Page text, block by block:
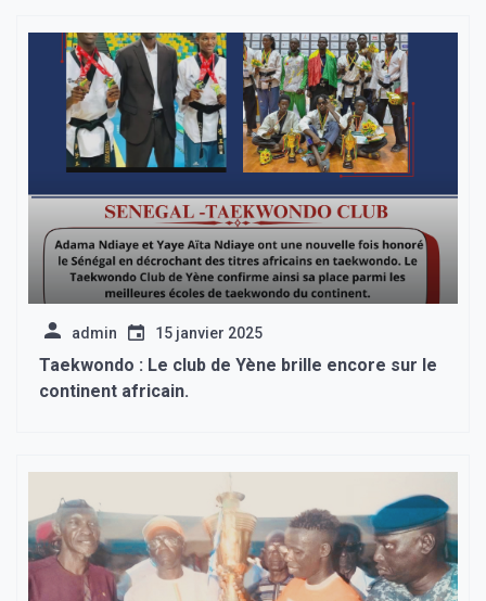
admin 15 janvier 2025
Taekwondo : Le club de Yène brille encore sur le
continent africain.